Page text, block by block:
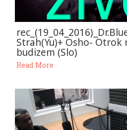
Strah(Yu)+ Osho- Otrok
budizem (Slo)
Read More